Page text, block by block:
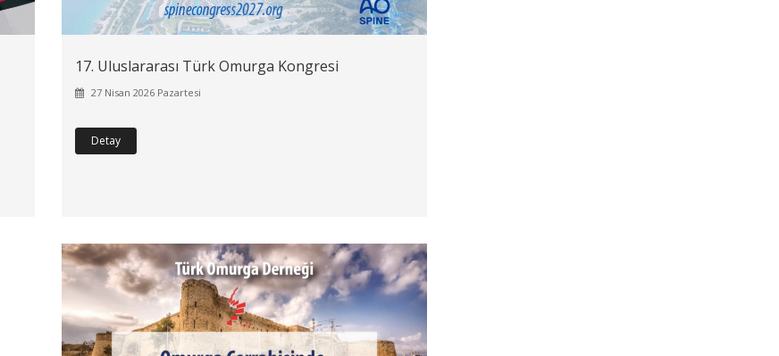
17. Uluslararası Türk Omurga Kongresi
27 Nisan 2026 Pazartesi
Detay